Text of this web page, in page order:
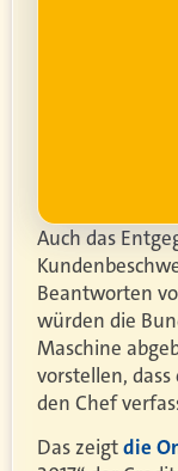
Auch das
Beantworten
würden die
Maschine
vorstellen,
den Chef
Das zeigtdie